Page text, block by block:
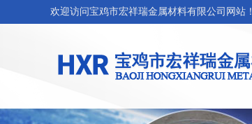
欢迎访问宝鸡市宏祥瑞金属材料有限公司网站！